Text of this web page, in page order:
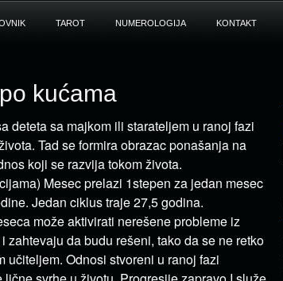
TAROT NUMEROLOGIJA KONTAKT
kućama
deteta sa majkom ili starateljem u ranoj fazi
Tad se formira obrazac ponašanja na
koji se razvija tokom života.
Mesec prelazi 1stepen za jedan mesec
Jedan ciklus traje 27,5 godina.
može aktivirati nerešene probleme iz
da budu rešeni, tako da se ne retko
učiteljem. Odnosi stvoreni u ranoj fazi